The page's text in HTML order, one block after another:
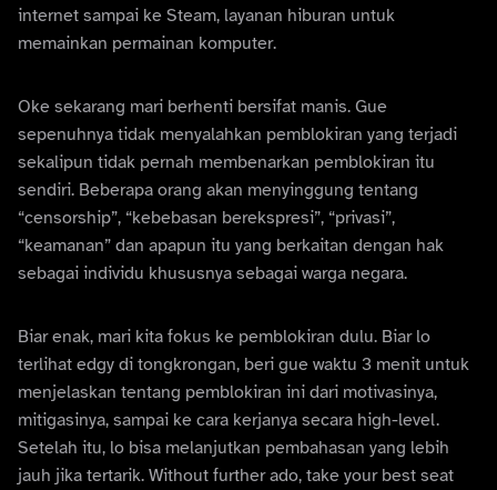
internet sampai ke Steam, layanan hiburan untuk
memainkan permainan komputer.
Oke sekarang mari berhenti bersifat manis. Gue
sepenuhnya tidak menyalahkan pemblokiran yang terjadi
sekalipun tidak pernah membenarkan pemblokiran itu
sendiri. Beberapa orang akan menyinggung tentang
“censorship”, “kebebasan berekspresi”, “privasi”,
“keamanan” dan apapun itu yang berkaitan dengan hak
sebagai individu khususnya sebagai warga negara.
Biar enak, mari kita fokus ke pemblokiran dulu. Biar lo
terlihat edgy di tongkrongan, beri gue waktu 3 menit untuk
menjelaskan tentang pemblokiran ini dari motivasinya,
mitigasinya, sampai ke cara kerjanya secara high-level.
Setelah itu, lo bisa melanjutkan pembahasan yang lebih
jauh jika tertarik. Without further ado, take your best seat